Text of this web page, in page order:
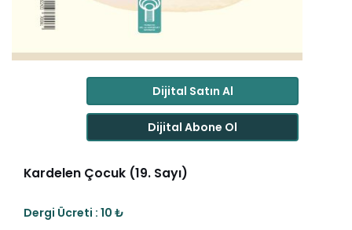
Dijital Satın Al
Dijital Abone Ol
Kardelen Çocuk (19. Sayı)
Dergi Ücreti : 10 ₺